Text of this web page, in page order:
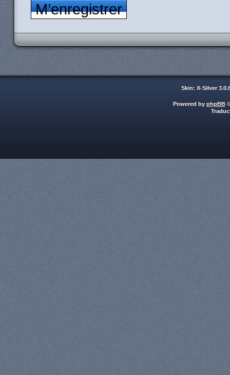
M’enregistrer
Skin: X-Silver
Powered by phpBB©